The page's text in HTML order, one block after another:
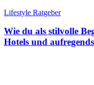
Lifestyle Ratgeber
Wie du als stilvolle
Hotels und